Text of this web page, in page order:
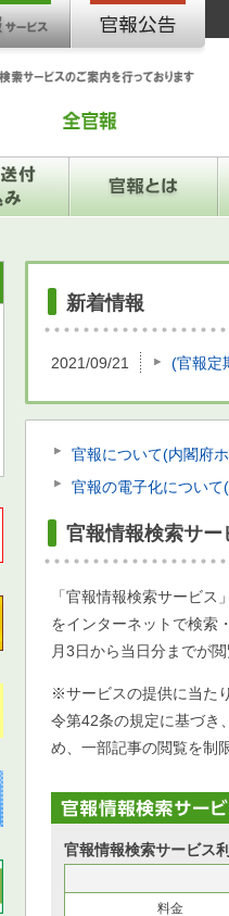
新着情報
2021/09/21 (官報定
官報について(内閣府
官報の電子化につい
官報情報検索サー
「官報情報検索サービ
をインターネットで検索
月3日から当日分までが
※サービスの提供に当た
令第42条の規定に基づき
め、一部記事の閲覧を制
官報情報検索サービス
料金